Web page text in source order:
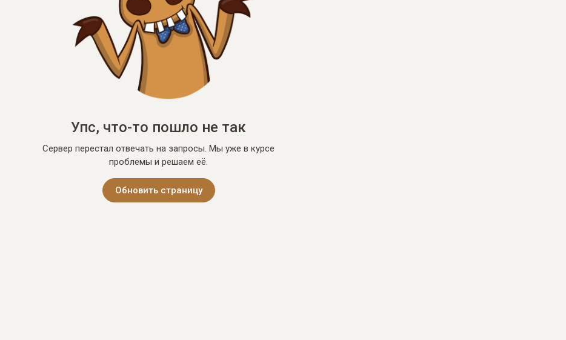
Упс, что-то пошло не так
Сервер перестал отвечать на запросы. Мы уже в курсе
проблемы и решаем её.
Обновить страницу